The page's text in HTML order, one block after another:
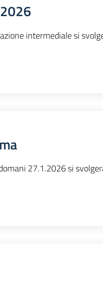
intermediale si
27.1.2026 si